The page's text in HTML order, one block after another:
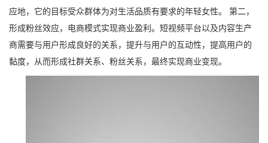
应地，它的目标受众群体为对生活品质有要求的年轻女性。 第二，
形成粉丝效应，电商模式实现商业盈利。短视频平台以及内容生产
商需要与用户形成良好的关系，提升与用户的互动性，提高用户的
黏度，从而形成社群关系、粉丝关系，最终实现商业变现。